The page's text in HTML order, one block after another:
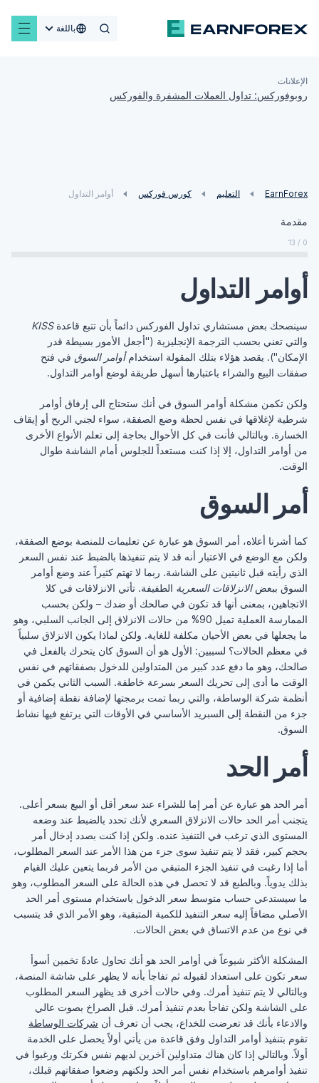
باللغة
الإعلانات
روبوفوركس: تداول العملات المشفرة والفوركس
EarnForex التعليم كورس فوركس أوامر التداول
مقدمة
0 / 13
أوامر التداول
سينصحك بعض مستشاري تداول الفوركس دائماً بأن ‏تتبع قاعدة ‏KISS
والتي تعني بحسب الترجمة ‏الإنجليزية ("أجعل الأمور بسيطة قدر
الإمكان"). يقصد ‏هؤلاء بتلك المقولة استخدام ‏أوامر السوق ‏ في ‏فتح
صفقات البيع والشراء باعتبارها أسهل طريقة لوضع ‏أوامر التداول.‏
ولكن تكمن مشكلة أوامر السوق في أنك ستحتاج الى ‏إرفاق أوامر
شرطية لإغلاقها في نفس لحظة وضع الصفقة، ‏سواء لجني الربح أو إيقاف
الخسارة. وبالتالي فأنت في كل ‏الأحوال بحاجة إلى تعلم الأنواع الأخرى
من أوامر التداول، ‏إلا إذا كنت مستعداً للجلوس أمام الشاشة طوال
الوقت. ‏
أمر السوق
كما أشرنا أعلاه، أمر السوق هو عبارة عن تعليمات ‏للمنصة بوضع الصفقة،
ولكن مع الوضع في الاعتبار أنه قد ‏لا يتم تنفيذها بالضبط عند نفس السعر
الذي رأيته قبل ثانيتين ‏على الشاشة. ربما لا تهتم كثيراً عند وضع أوامر
السوق ‏ببعض ‏الانزلاقات السعرية ‏ الطفيفة. تأتي ‏الانزلاقات في كلا
الاتجاهين، بمعنى أنها قد تكون في صالحك ‏أو ضدك – ولكن بحسب
الممارسة العملية تميل 90% من ‏حالات الانزلاق إلى الجانب السلبي، وهو
ما يجعلها في بعض ‏الأحيان مكلفة للغاية. ولكن لماذا يكون الانزلاق سلبياً
في ‏معظم الحالات؟ لسببين: الأول هو أن السوق كان يتحرك ‏بالفعل في
صالحك، وهو ما دفع عدد كبير من المتداولين ‏للدخول بصفقاتهم في نفس
الوقت ما أدى إلى تحريك السعر ‏بسرعة خاطفة. السبب الثاني يكمن في
أنظمة شركة الوساطة، ‏والتي ربما تمت برمجتها لإضافة نقطة إضافية أو
جزء من ‏النقطة إلى السبريد الأساسي في الأوقات التي يرتفع فيها نشاط
‏السوق. ‏
أمر الحد
أمر الحد هو عبارة عن أمر إما للشراء عند سعر أقل أو ‏البيع بسعر أعلى.
يتجنب أمر الحد حالات الانزلاق السعري ‏لأنك تحدد بالضبط عند وضعه
المستوى الذي ترغب في ‏التنفيذ عنده. ولكن إذا كنت بصدد إدخال أمر
بحجم كبير، فقد ‏لا يتم تنفيذ سوى جزء من هذا الأمر عند السعر المطلوب،
أما ‏إذا رغبت في تنفيذ الجزء المتبقي من الأمر فربما يتعين عليك ‏القيام
بذلك يدوياً. وبالطبع قد لا تحصل في هذه الحالة على ‏السعر المطلوب، وهو
ما سيستدعي حساب متوسط سعر ‏الدخول باستخدام مستوى أمر الحد
الأصلي مضافاً إليه سعر ‏التنفيذ للكمية المتبقية، وهو الأمر الذي قد يتسبب
في نوع من ‏عدم الاتساق في بعض الحالات. ‏
المشكلة الأكثر شيوعاً في أوامر الحد هو أنك تحاول عادةً ‏تخمين أسوأ
سعر تكون على استعداد لقبوله ثم تفاجأ بأنه لا ‏يظهر على شاشة المنصة،
وبالتالي لا يتم تنفيذ أمرك. وفي ‏حالات أخرى قد يظهر السعر المطلوب
على الشاشة ولكن ‏تفاجأ بعدم تنفيذ أمرك. قبل الصراخ بصوت عالي
والادعاء ‏بأنك قد تعرضت للخداع، يجب أن تعرف أن شركات ‏الوساطة
تقوم بتنفيذ أوامر التداول وفق قاعدة من يأتي أولاً ‏يحصل على الخدمة
أولاً. وبالتالي إذا كان هناك متداولين ‏آخرين لديهم نفس فكرتك ورغبوا في
تنفيذ أوامرهم باستخدام ‏نفس أمر الحد ولكنهم وضعوا صفقاتهم قبلك،